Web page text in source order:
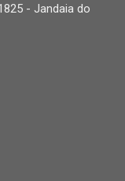
- Jandaia do